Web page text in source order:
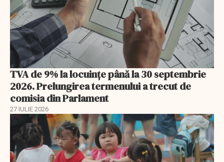
TVA de 9% la locuințe până la 30 septembrie
2026. Prelungirea termenului a trecut de
comisia din Parlament
27 IULIE 2026